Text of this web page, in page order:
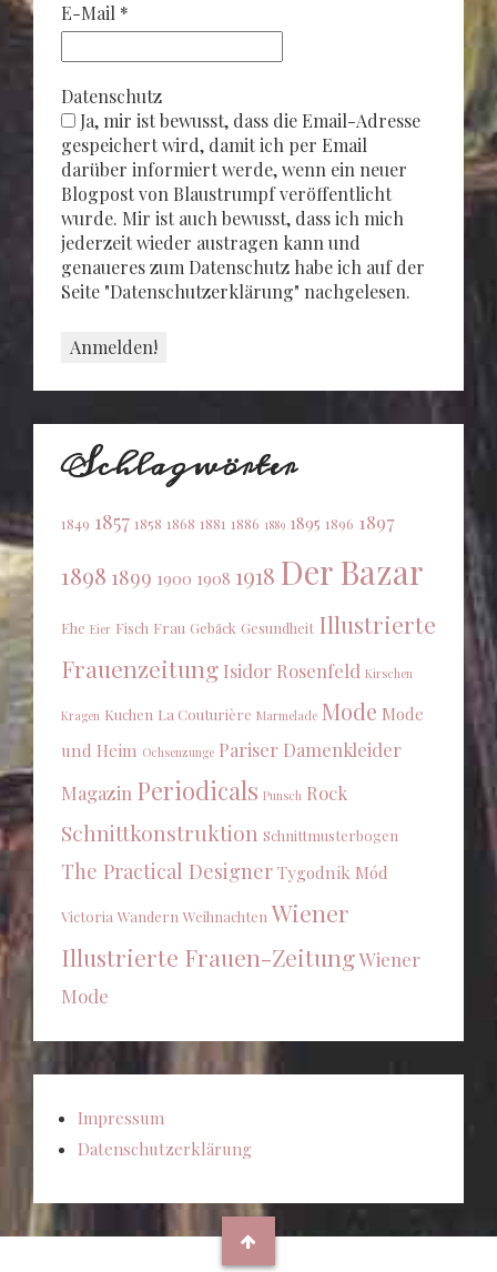
E-Mail *
Datenschutz
Ja, mir ist bewusst, dass die Email-Adresse
gespeichert wird, damit ich per Email
darüber informiert werde, wenn ein neuer
Blogpost von Blaustrumpf veröffentlicht
wurde. Mir ist auch bewusst, dass ich mich
jederzeit wieder austragen kann und
genaueres zum Datenschutz habe ich auf der
Seite "Datenschutzerklärung" nachgelesen.
Schlagwörter
1849 1857 1858 1868 1881 1886 1889 1895 1896 1897
1898 1899 1900 1908 1918 Der Bazar
Ehe Eier Fisch Frau Gebäck Gesundheit Illustrierte
Frauenzeitung Isidor Rosenfeld Kirschen
Kragen Kuchen La Couturière Marmelade Mode Mode
und Heim Ochsenzunge Pariser Damenkleider
Magazin Periodicals Punsch Rock
Schnittkonstruktion Schnittmusterbogen
The Practical Designer Tygodnik Mód
Victoria Wandern Weihnachten Wiener
Illustrierte Frauen-ZeitungWiener
Mode
Impressum
Datenschutzerklärung